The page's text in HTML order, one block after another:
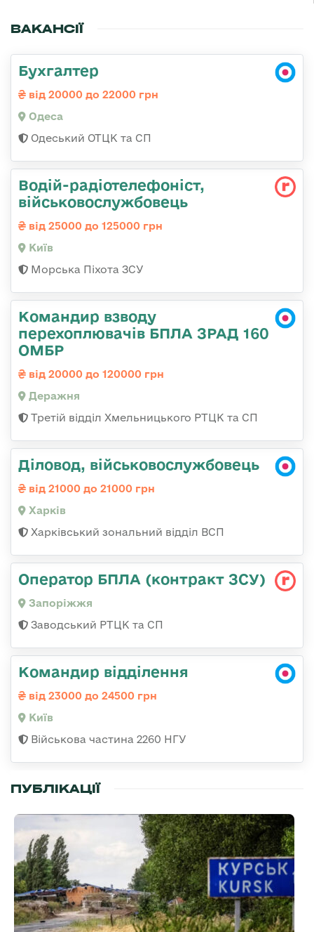
ВАКАНСІЇ
Бухгалтер
від 20000 до 22000 грн
Одеса
Одеський ОТЦК та СП
Водій-радіотелефоніст,
військовослужбовець
від 25000 до 125000 грн
Київ
Морська Піхота ЗСУ
Командир взводу
перехоплювачів БПЛА ЗРАД 160
ОМБР
від 20000 до 120000 грн
Деражня
Третій відділ Хмельницького РТЦК та СП
Діловод, військовослужбовець
від 21000 до 21000 грн
Харків
Харківський зональний відділ ВСП
Оператор БПЛА (контракт ЗСУ)
Запоріжжя
Заводський РТЦК та СП
Командир відділення
від 23000 до 24500 грн
Київ
Військова частина 2260 НГУ
ПУБЛІКАЦІЇ